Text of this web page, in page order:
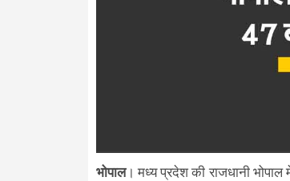
भोपाल। मध्य प्रदेश की राजधानी भोपाल